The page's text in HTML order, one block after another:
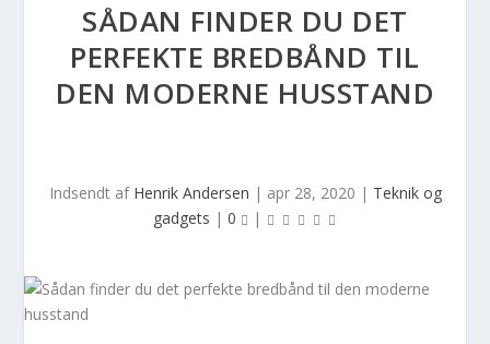
SÅDAN FINDER DU DET
PERFEKTE BREDBÅND TIL
DEN MODERNE HUSSTAND
Indsendt af Henrik Andersen | apr 28, 2020 | Teknik og
gadgets | 0 |